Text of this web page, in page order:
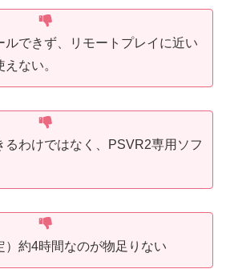
ルできず、リモートプレイに近い
ない。
るわけではなく、PSVR2専用ソフ
）約4時間なのが物足りない